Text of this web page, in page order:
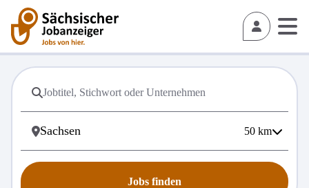
50 km
Jobs finden